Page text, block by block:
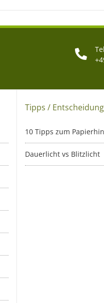
Tipps /
10 Tipps zum
Dauerlicht vs Blitzlicht